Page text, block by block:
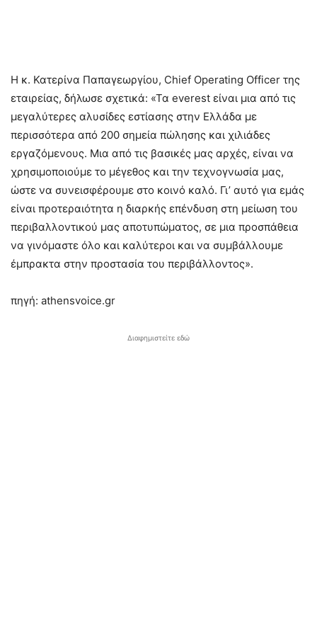
Η κ. Κατερίνα Παπαγεωργίου, Chief Operating Officer της
εταιρείας, δήλωσε σχετικά: «Τα everest είναι μια από τις
μεγαλύτερες αλυσίδες εστίασης στην Ελλάδα με
περισσότερα από 200 σημεία πώλησης και χιλιάδες
εργαζόμενους. Μια από τις βασικές μας αρχές, είναι να
χρησιμοποιούμε το μέγεθος και την τεχνογνωσία μας,
ώστε να συνεισφέρουμε στο κοινό καλό. Γι’ αυτό για εμάς
είναι προτεραιότητα η διαρκής επένδυση στη μείωση του
περιβαλλοντικού μας αποτυπώματος, σε μια προσπάθεια
να γινόμαστε όλο και καλύτεροι και να συμβάλλουμε
έμπρακτα στην προστασία του περιβάλλοντος».
πηγή: athensvoice.gr
Διαφημιστείτε εδώ